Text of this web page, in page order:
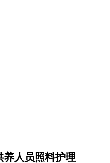
人员照料护理